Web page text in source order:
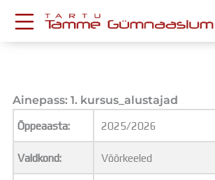
content
Postkast
Drive
Tamme TV
Tamme Leht
Kooliraadio
Ainepass: 1. kursus_alustajad
Õppeaasta: 2025/2026
Valdkond: Võõrkeeled